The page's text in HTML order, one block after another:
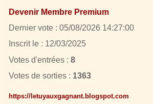
Devenir Membre Premium
Dernier vote : 05/08/2026 14:27:00
Inscrit le : 12/03/2025
Votes d'entrées : 8
Votes de sorties : 1363
https://letuyauxgagnant.blogspot.com